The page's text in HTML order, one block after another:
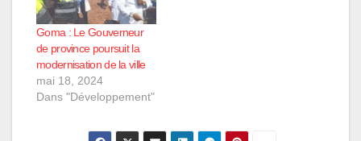
Goma : Le Gouverneur
de province poursuit la
modernisation de la ville
mai 18, 2024
Dans "Développement"